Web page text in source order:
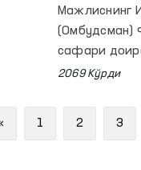
билан
Мажлиснинг
(Омбудсман)
сафари
Сахарова
2069 Кўрди
Previous
1 2 3